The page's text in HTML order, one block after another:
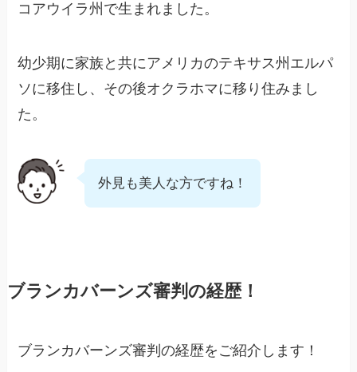
コアウイラ州で生まれました。
幼少期に家族と共にアメリカのテキサス州エルパ
ソに移住し、その後オクラホマに移り住みまし
た。
外見も美人な方ですね！
ブランカバーンズ審判の経歴！
ブランカバーンズ審判の経歴をご紹介します！